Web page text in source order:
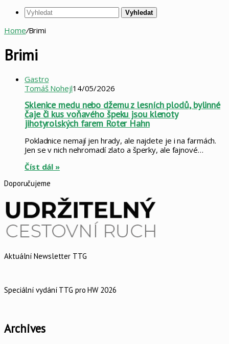
Vyhledat
Home/Brimi
Brimi
Gastro
Tomáš Nohejl14/05/2026
Sklenice medu nebo džemu z lesních plodů, bylinné
čaje či kus voňavého špeku jsou klenoty
jihotyrolských farem Roter Hahn
Pokladnice nemají jen hrady, ale najdete je i na farmách.
Jen se v nich nehromadí zlato a šperky, ale fajnové…
Číst dál »
Doporučujeme
Aktuální Newsletter TTG
Speciální vydání TTG pro HW 2026
Archives